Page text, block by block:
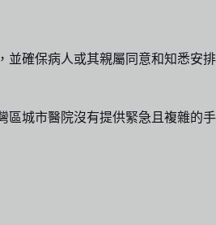
並確保病人或其親屬同意和知悉安排
區城市醫院沒有提供緊急且複雜的手